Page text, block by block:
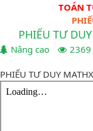
TOÁN
PHIẾU TƯ
Nâng cao
PHIẾU TƯ DUY